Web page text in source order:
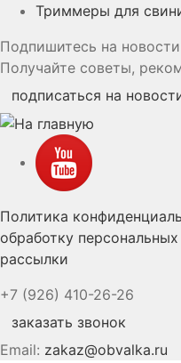
Триммеры для
Подпишитесь на
Получайте советы,
подписаться на
Политика
обработку
рассылки
+7 (926) 410-26-26
заказать звонок
Email: zakaz@obvalka.ru